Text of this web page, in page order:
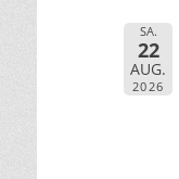
SA.
22
AUG.
2026